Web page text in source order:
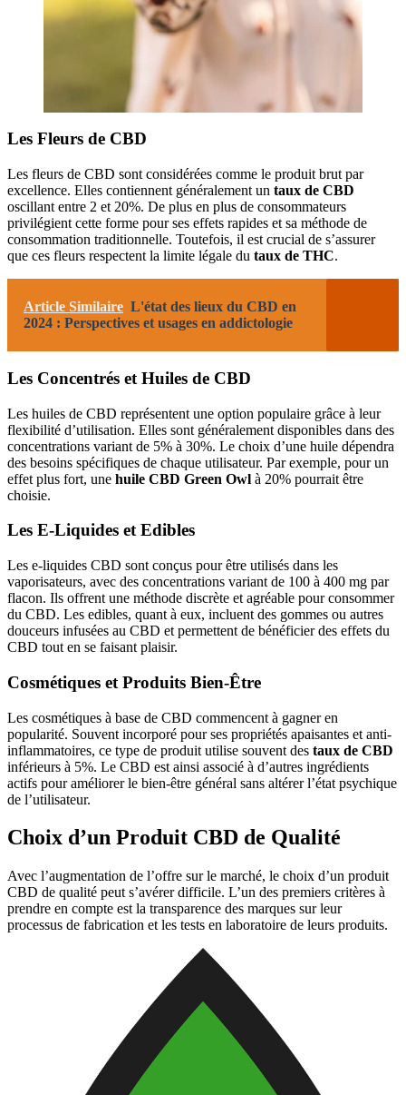
Les Fleurs de CBD
Les fleurs de CBD sont considérées comme le produit brut par
excellence. Elles contiennent généralement un taux de CBD
oscillant entre 2 et 20%. De plus en plus de consommateurs
privilégient cette forme pour ses effets rapides et sa méthode de
consommation traditionnelle. Toutefois, il est crucial de s’assurer
que ces fleurs respectent la limite légale du taux de THC.
Article Similaire L'état des lieux du CBD en
2024 : Perspectives et usages en addictologie
Les Concentrés et Huiles de CBD
Les huiles de CBD représentent une option populaire grâce à leur
flexibilité d’utilisation. Elles sont généralement disponibles dans des
concentrations variant de 5% à 30%. Le choix d’une huile dépendra
des besoins spécifiques de chaque utilisateur. Par exemple, pour un
effet plus fort, une huile CBD Green Owl à 20% pourrait être
choisie.
Les E-Liquides et Edibles
Les e-liquides CBD sont conçus pour être utilisés dans les
vaporisateurs, avec des concentrations variant de 100 à 400 mg par
flacon. Ils offrent une méthode discrète et agréable pour consommer
du CBD. Les edibles, quant à eux, incluent des gommes ou autres
douceurs infusées au CBD et permettent de bénéficier des effets du
CBD tout en se faisant plaisir.
Cosmétiques et Produits Bien-Être
Les cosmétiques à base de CBD commencent à gagner en
popularité. Souvent incorporé pour ses propriétés apaisantes et anti-
inflammatoires, ce type de produit utilise souvent des taux de CBD
inférieurs à 5%. Le CBD est ainsi associé à d’autres ingrédients
actifs pour améliorer le bien-être général sans altérer l’état psychique
de l’utilisateur.
Choix d’un Produit CBD de Qualité
Avec l’augmentation de l’offre sur le marché, le choix d’un produit
CBD de qualité peut s’avérer difficile. L’un des premiers critères à
prendre en compte est la transparence des marques sur leur
processus de fabrication et les tests en laboratoire de leurs produits.